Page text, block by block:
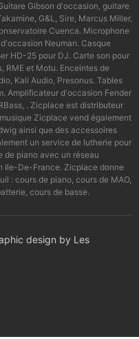
Gibson d'occasion, guitare
G&L, Sire, Marcus Miller,
Cuenca. Microphone
Neuman. Casque
HD-25 pour DJ. Carte son pour
RME et Motu. Enceintes de
Kali Audio, Presonus. Tables
Amplificateur d'occasion Fender
. Zicplace est distributeur
Zicplace vend également
ainsi que des accessoires
un service de lutherie pour
de piano avec un réseau
Ile-De-France. Zicplace donne
: cours de piano, cours de MAO,
cours de basse.
design by Les